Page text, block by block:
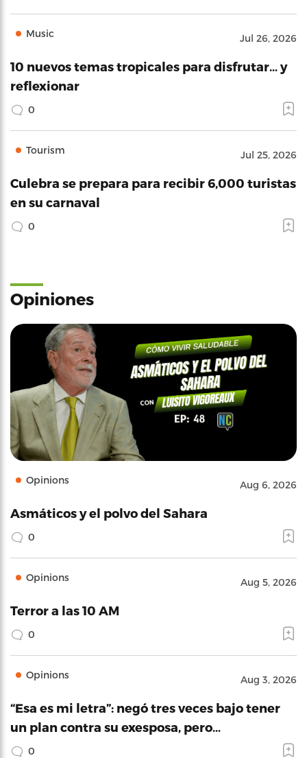
Music Jul 26, 2026
10 nuevos temas tropicales para disfrutar… y
reflexionar
0
Tourism Jul 25, 2026
Culebra se prepara para recibir 6,000 turistas
en su carnaval
0
Opiniones
Opinions Aug 6, 2026
Asmáticos y el polvo del Sahara
0
Opinions Aug 5, 2026
Terror a las 10 AM
0
Opinions Aug 3, 2026
“Esa es mi letra”: negó tres veces bajo tener
un plan contra su exesposa, pero…
0